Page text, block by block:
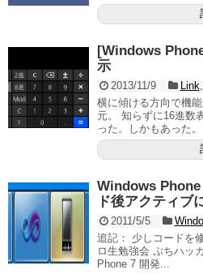
[Windows
示
2013/11/9 Link,
横に傾ける方向で機
元。 知らずに16進数
った。しかもあった。
Windows Phone
ド後アクティブ
2011/5/5
追記： 少しコードを
ロ生勉強会 ぷちハッ
Phone 7 開発...